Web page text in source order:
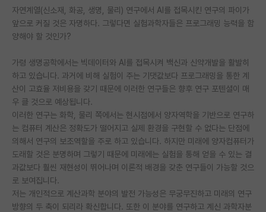
석박사 채용 정보 게시판
임용 정보 게시판
취업 게시판
임용 후기 게시판
PI 전용 게시판
인문사회 계열 게시판
특수/전문대학원 게시판
반도체/AI 게시판
자연계열(신소재, 화공, 생명, 물리) 연구에서 AI를 접목시킨 연구의 파이가
앞으로 커질 것은 자명하다. 그렇다면 실험과학자들은 프로그래밍 능력을 함
양해야 할 것인가?
가령 생명공학에서는 빅데이터와 AI를 접목시켜 백신과 신약개발을 활발히
하고 있습니다. 과거에 비해 실험이 주는 기댓값보다 프로그래밍을 통한 계
산이 고효율 저비용을 갖기 때문에 이러한 연구들은 향후 연구 포텐셜이 매
우 클 것으로 예상됩니다.
이러한 연구는 화학, 물리 쪽에서는 현시점에서 양자역학을 기반으로 연구하
는 컴퓨터 계산은 정확도가 떨어지고 실제 환경을 구현할 수 없다는 단점에
의해서 연구의 보조역할을 주로 하고 있습니다. 하지만 미래에 양자컴퓨터가
도래할 것은 분명하며 그렇기 때문에 미래에는 실험을 통해 얻을 수 있는 결
과값보다 훨씬 재현성이 뛰어나며 이론적 배경을 갖춘 연구들이 가능할 것으
로 보여집니다.
저는 개인적으로 계산과학 분야의 발전 가능성은 무궁무진하고 미래의 연구
방향의 두 축이 되리라 확신합니다. 또한 이 분야를 연구하고 계신 과학자분